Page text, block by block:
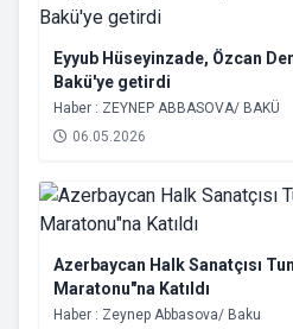
Eyyub Hüseyinzade, Özcan
Bakü'ye getirdi
Haber : ZEYNEP ABBASOVA/ BAKÜ
06.05.2026
Azerbaycan Halk Sanatçısı
Maratonu"na Katıldı
Haber : Zeynep Abbasova/ Baku